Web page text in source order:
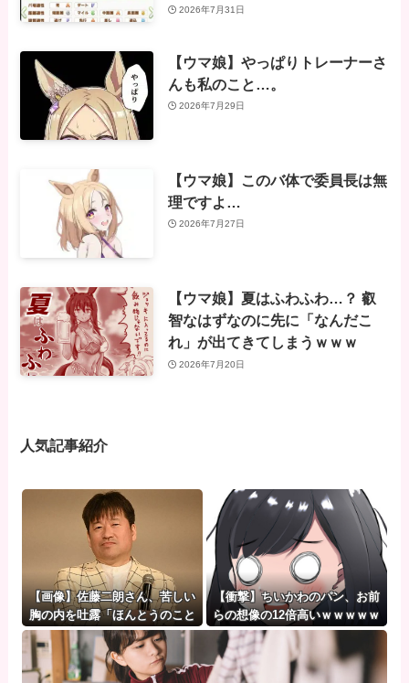
2026年7月31日
【ウマ娘】やっぱりトレーナーさ
んも私のこと…。
2026年7月29日
【ウマ娘】このバ体で委員長は無
理ですよ…
2026年7月27日
【ウマ娘】夏はふわふわ…？ 叡
智なはずなのに先に「なんだこ
れ」が出てきてしまうｗｗｗ
2026年7月20日
人気記事紹介
【画像】佐藤二朗さん、苦しい
胸の内を吐露「ほんとうのこと
を言えなくて悔しい」
【衝撃】ちいかわのパン、お前
らの想像の12倍高いｗｗｗｗｗ